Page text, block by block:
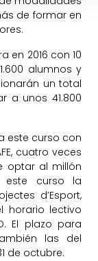
de formar en
en 2016 con 10
alumnos y
un total
a unos 41.800
este curso con
cuatro veces
optar al millón
este curso la
d’Esport,
horario lectivo
El plazo para
las del
de octubre.